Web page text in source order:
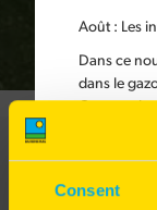
Consent
Article
Août : Les
Dans ce
dans le
Gazons
différentes
Les